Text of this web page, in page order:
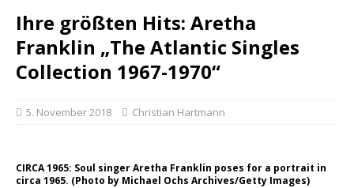
Ihre größten Hits: Aretha
Franklin „The Atlantic Singles
Collection 1967-1970“
5. November 2018 Christian Hartmann
CIRCA 1965: Soul singer Aretha Franklin poses for a portrait in
circa 1965. (Photo by Michael Ochs Archives/Getty Images)